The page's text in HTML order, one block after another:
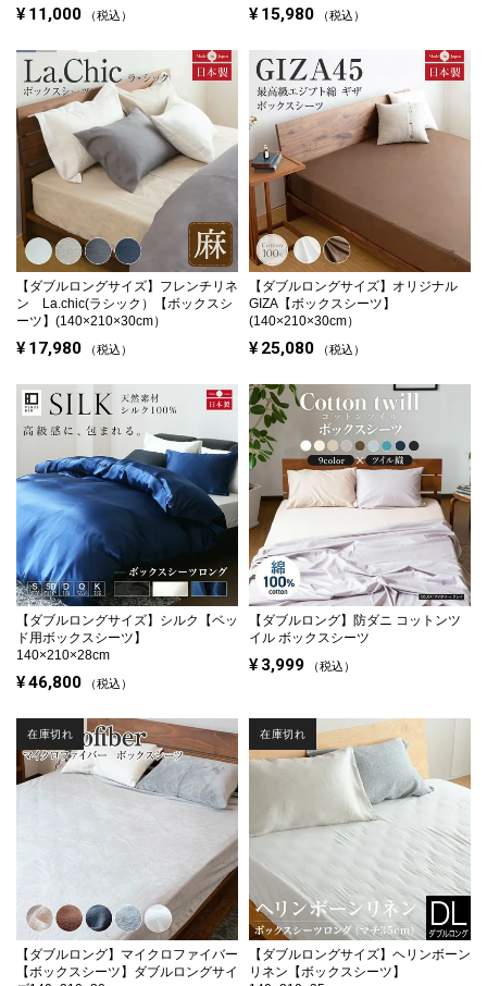
¥ 11,000 税込 ¥ 15,980 税込
【ダブルロングサイズ】 フレンチリネ
ン La.chic(ラシック）【ボックスシ
ーツ】(140×210×30cm）
¥ 17,980 税込
【ダブルロングサイズ】 オリジナル
GIZA【ボックスシーツ】
(140×210×30cm）
¥ 25,080 税込
【ダブルロングサイズ】 シルク【ベッ
ド用ボックスシーツ】
140×210×28cm
¥46,800 税込
【ダブルロング】 防ダニ コットンツ
イル ボックスシーツ
¥ 3,999 税込
【ダブルロング】 マイクロファイバー
【ボックスシーツ】ダブルロングサイ
在庫切れ
【ダブルロングサイズ】 ヘリンボーン
リネン【ボックスシーツ】
在庫切れ